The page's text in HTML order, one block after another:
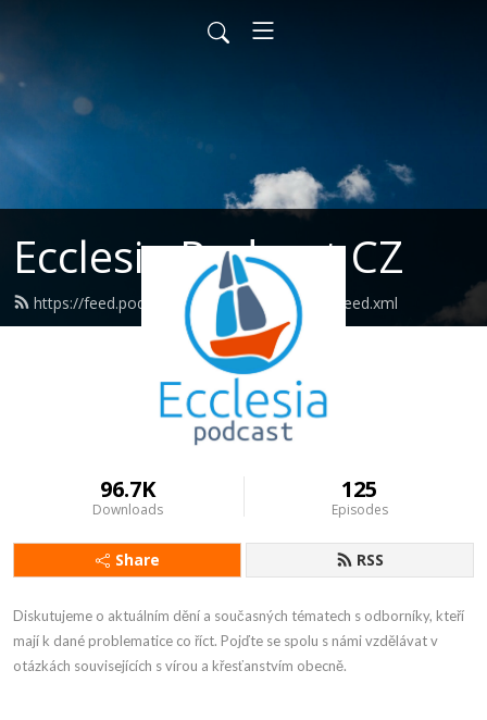
Ecclesia Podcast CZ
https://feed.podbean.com/ecclesiapodcast/feed.xml
96.7K
Downloads
125
Episodes
Share RSS
Diskutujeme o aktuálním dění a současných tématech s odborníky, kteří
mají k dané problematice co říct. Pojďte se spolu s námi vzdělávat v
otázkách souvisejících s vírou a křesťanstvím obecně.